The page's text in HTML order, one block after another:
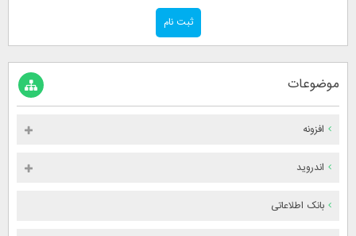
موضوعات
افزونه
اندروید
بانک اطلاعاتی